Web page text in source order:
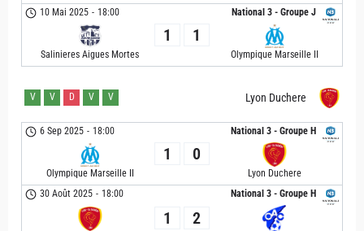
National 3 - Groupe J
10 Mai 2025 - 18:00
Salinieres Aigues Mortes
1 1
Olympique Marseille II
Lyon Duchere
V V D V V
National 3 - Groupe H
6 Sep 2025 - 18:00
Olympique Marseille II
1 0
Lyon Duchere
National 3 - Groupe H
30 Août 2025 - 18:00
1 2